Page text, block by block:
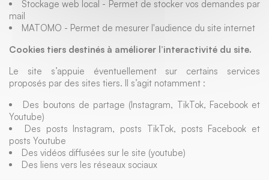
Stockage web local - Permet de stocker vos demandes par
mail
MATOMO - Permet de mesurer l'audience du site internet
Cookies tiers destinés à améliorer l’interactivité du site.
Le site s’appuie éventuellement sur certains services
proposés par des sites tiers. Il s’agit notamment :
Des boutons de partage (Instagram, TikTok, Facebook et
Youtube)
Des posts Instagram, posts TikTok, posts Facebook et
posts Youtube
Des vidéos diffusées sur le site (youtube)
Des liens vers les réseaux sociaux